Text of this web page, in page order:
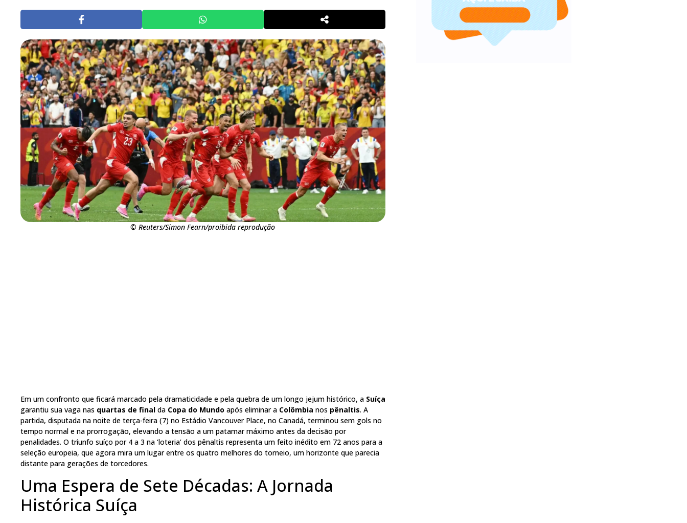
© Reuters/Simon Fearn/proibida reprodução
Em um confronto que ficará marcado pela dramaticidade e pela quebra de um longo jejum histórico, a Suíça
garantiu sua vaga nas quartas de final da Copa do Mundo após eliminar a Colômbia nos pênaltis. A
partida, disputada na noite de terça-feira (7) no Estádio Vancouver Place, no Canadá, terminou sem gols no
tempo normal e na prorrogação, elevando a tensão a um patamar máximo antes da decisão por
penalidades. O triunfo suíço por 4 a 3 na ‘loteria’ dos pênaltis representa um feito inédito em 72 anos para a
seleção europeia, que agora mira um lugar entre os quatro melhores do torneio, um horizonte que parecia
distante para gerações de torcedores.
Uma Espera de Sete Décadas: A Jornada
Histórica Suíça